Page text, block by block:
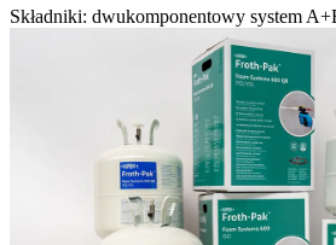
Składniki: dwukomponentowy system